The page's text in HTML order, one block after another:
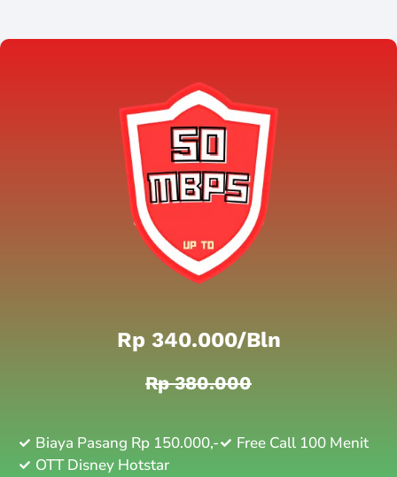
Rp 340.000/bln
Rp 380.000
Biaya Pasang Rp 150.000,-
Free Call 100 Menit
OTT Disney Hotstar